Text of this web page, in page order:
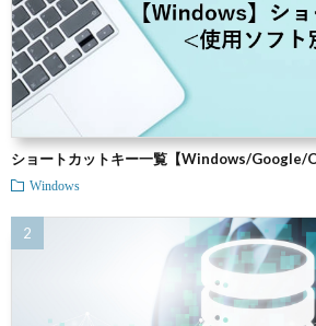
ショートカットキー一覧【Windows/Google/
Windows